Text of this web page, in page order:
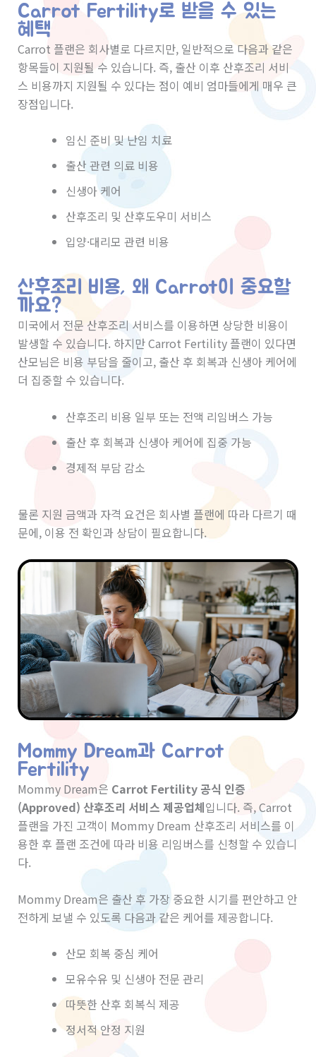
Carrot Fertility로 받을 수 있는
혜택
Carrot 플랜은 회사별로 다르지만, 일반적으로 다음과 같은
항목들이 지원될 수 있습니다. 즉, 출산 이후 산후조리 서비
스 비용까지 지원될 수 있다는 점이 예비 엄마들에게 매우 큰
장점입니다.
임신 준비 및 난임 치료
출산 관련 의료 비용
신생아 케어
산후조리 및 산후도우미 서비스
입양·대리모 관련 비용
산후조리 비용, 왜 Carrot이 중요할
까요?
미국에서 전문 산후조리 서비스를 이용하면 상당한 비용이
발생할 수 있습니다. 하지만 Carrot Fertility 플랜이 있다면
산모님은 비용 부담을 줄이고, 출산 후 회복과 신생아 케어에
더 집중할 수 있습니다.
산후조리 비용 일부 또는 전액 리임버스 가능
출산 후 회복과 신생아 케어에 집중 가능
경제적 부담 감소
물론 지원 금액과 자격 요건은 회사별 플랜에 따라 다르기 때
문에, 이용 전 확인과 상담이 필요합니다.
Mommy Dream과 Carrot
Fertility
Mommy Dream은 Carrot Fertility 공식 인증
(Approved) 산후조리 서비스 제공업체입니다. 즉, Carrot
플랜을 가진 고객이 Mommy Dream 산후조리 서비스를 이
용한 후 플랜 조건에 따라 비용 리임버스를 신청할 수 있습니
다.
Mommy Dream은 출산 후 가장 중요한 시기를 편안하고 안
전하게 보낼 수 있도록 다음과 같은 케어를 제공합니다.
산모 회복 중심 케어
모유수유 및 신생아 전문 관리
따뜻한 산후 회복식 제공
정서적 안정 지원